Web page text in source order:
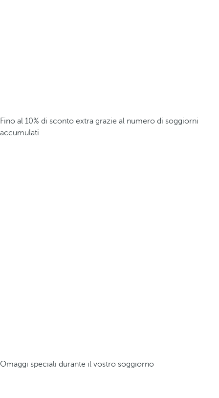
Fino al 10% di sconto extra grazie al numero di soggiorni
accumulati
Omaggi speciali durante il vostro soggiorno